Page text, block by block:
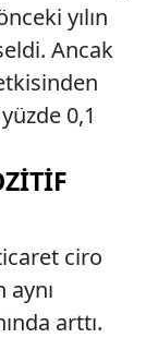
yılın
Ancak
0,1
ciro
aynı
arttı.